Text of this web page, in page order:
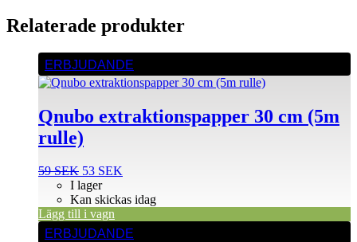
Relaterade produkter
ERBJUDANDE
Qnubo extraktionspapper 30 cm (5m
rulle)
59SEK Det
ursprungliga
priset
var:
59 SEK.
53 SEK
priset
53 SEK.
I lager
Kan skickas idag
Lägg till i vagn
ERBJUDANDE